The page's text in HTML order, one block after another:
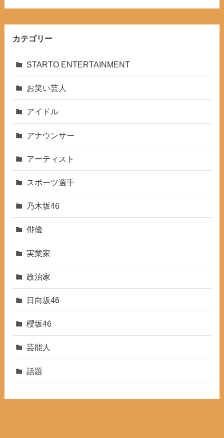
カテゴリー
STARTO ENTERTAINMENT
お笑い芸人
アイドル
アナウンサー
アーティスト
スポーツ選手
乃木坂46
俳優
実業家
政治家
日向坂46
櫻坂46
芸能人
話題